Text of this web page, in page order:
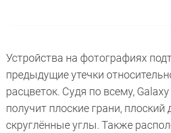
Устройства на фотографиях
предыдущие утечки
расцветок. Судя по всему,
получит плоские грани, плоский
скруглённые углы. Также